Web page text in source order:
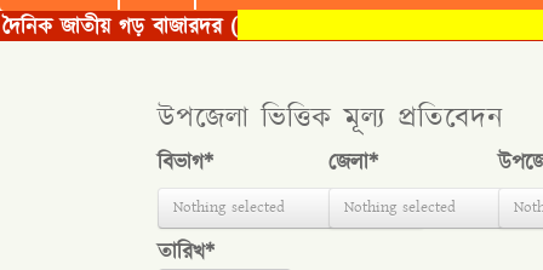
উপজেলা ভিত্তিক মূল্য প্রতিবেদন
বিভাগ*
Nothing selected
জেলা*
Nothing selected
তারিখ*